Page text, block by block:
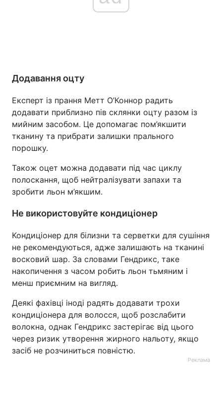
Додавання оцту
Експерт із прання Метт О’Коннор радить
додавати приблизно пів склянки оцту разом із
мийним засобом. Це допомагає пом’якшити
тканину та прибрати залишки прального
порошку.
Також оцет можна додавати під час циклу
полоскання, щоб нейтралізувати запахи та
зробити льон м’якшим.
Не використовуйте кондиціонер
Кондиціонер для білизни та серветки для сушіння
не рекомендуються, адже залишають на тканині
восковий шар. За словами Гендрикс, таке
накопичення з часом робить льон тьмяним і
менш приємним на вигляд.
Деякі фахівці іноді радять додавати трохи
кондиціонера для волосся, щоб розслабити
волокна, однак Гендрикс застерігає від цього
через ризик утворення жирного нальоту, якщо
засіб не розчиниться повністю.
Реклама